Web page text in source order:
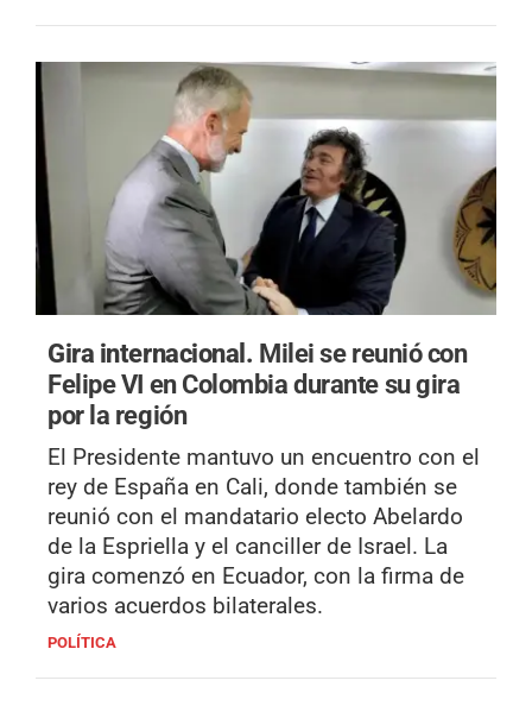
Gira internacional. Milei se reunió con
Felipe VI en Colombia durante su gira
por la región
El Presidente mantuvo un encuentro con el
rey de España en Cali, donde también se
reunió con el mandatario electo Abelardo
de la Espriella y el canciller de Israel. La
gira comenzó en Ecuador, con la firma de
varios acuerdos bilaterales.
POLÍTICA